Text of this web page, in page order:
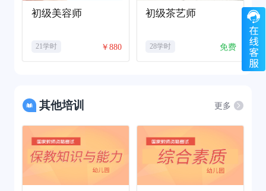
初级美容师
21学时 ￥880
初级茶艺师
28学时 免费
其他培训 更多